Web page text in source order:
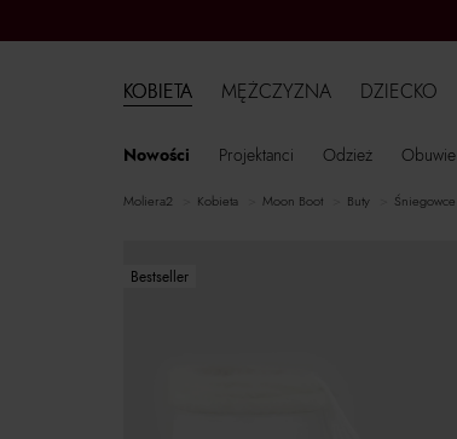
KOBIETA
Nowości Projektanci Odzież Obuwie
MĘŻCZYZNA DZIECKO
moliera2 kobieta Moon Boot buty śniegowce
Bestseller